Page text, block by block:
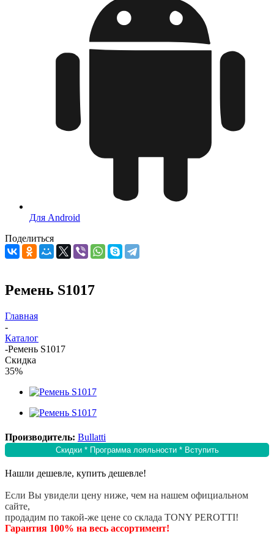
Для Android
Поделиться
Ремень S1017
Главная
-
Каталог
-Ремень S1017
Скидка
35%
Производитель: Bullatti
Скидки * Программа лояльности * Вступить
Нашли дешевле, купить дешевле!
Если Вы увидели цену ниже, чем на нашем официальном
сайте,
продадим по такой-же цене со склада TONY PEROTTI!
Гарантия 100% на весь ассортимент!